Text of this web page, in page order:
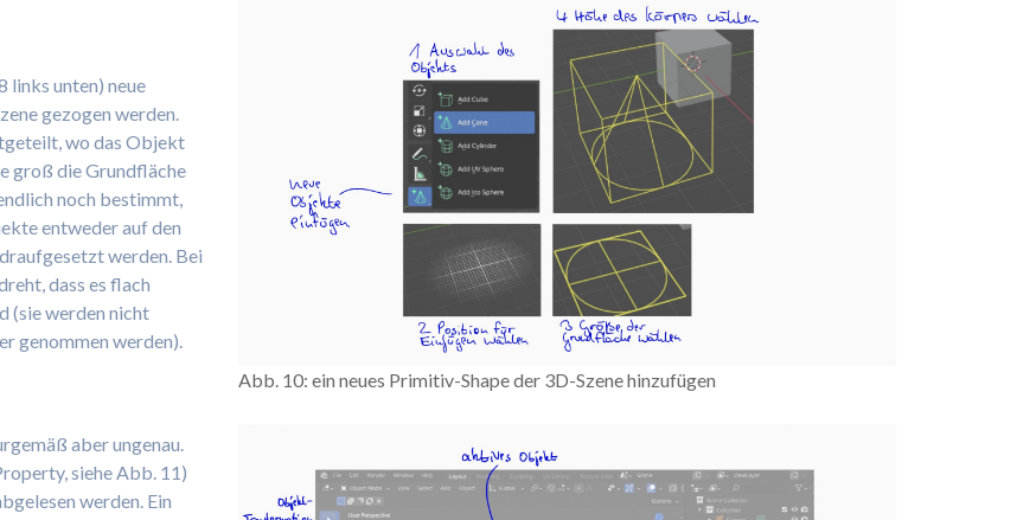
links unten) neue
gezogen werden.
wo das Objekt
groß die Grundfläche
noch bestimmt,
entweder auf den
werden. Bei
dass es flach
(sie werden nicht
genommen werden).
aber ungenau.
siehe Abb. 11)
werden. Ein
Abb. 10: ein neues Primitiv-Shape der 3D-Szene hinzufügen